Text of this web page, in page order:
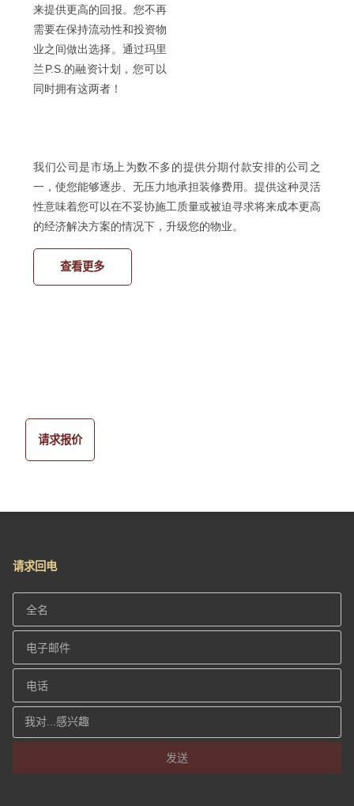
来提供更高的回报。您不再
需要在保持流动性和投资物
业之间做出选择。通过玛里
兰P.S. 的融资计划，您可以
同时拥有这两者 ！
我们公司是市场上为数不多的提供分期付款安排的公司之
一，使您能够逐步、无压力地承担装修费用。提供这种灵活
性意味着您可以在不妥协施工质量或被迫寻求将来成本更高
的经济解决方案的情况下，升级您的物业。
查看更多
请求报价
请求回电
发送